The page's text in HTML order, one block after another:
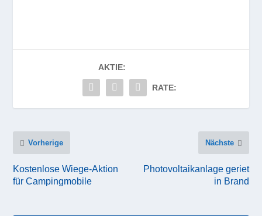
AKTIE:
RATE:
Vorherige
Kostenlose Wiege-Aktion
für Campingmobile
Nächste
Photovoltaikanlage geriet
in Brand